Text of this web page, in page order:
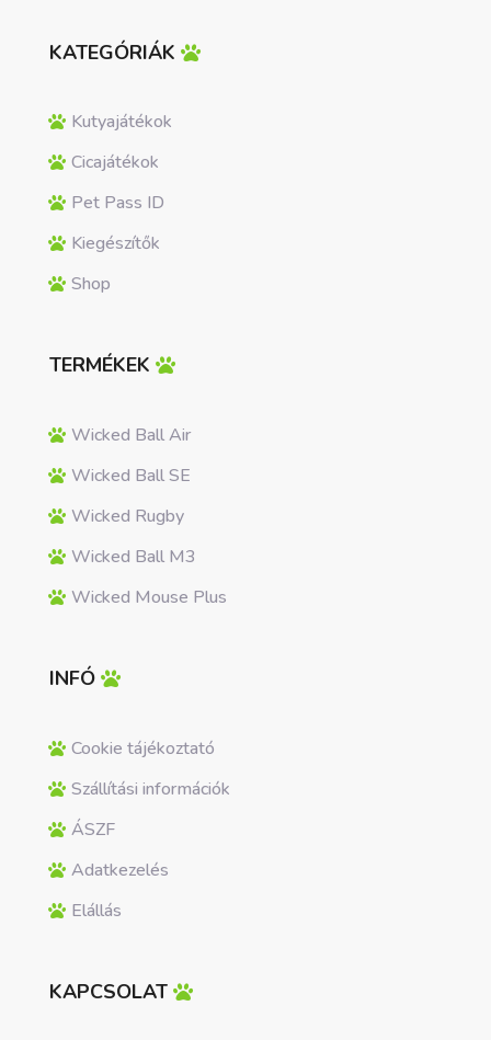
KATEGÓRIÁK
Kutyajátékok
Cicajátékok
Pet Pass ID
Kiegészítők
Shop
TERMÉKEK
Wicked Ball Air
Wicked Ball SE
Wicked Rugby
Wicked Ball M3
Wicked Mouse Plus
INFÓ
Cookie tájékoztató
Szállítási információk
ÁSZF
Adatkezelés
Elállás
KAPCSOLAT